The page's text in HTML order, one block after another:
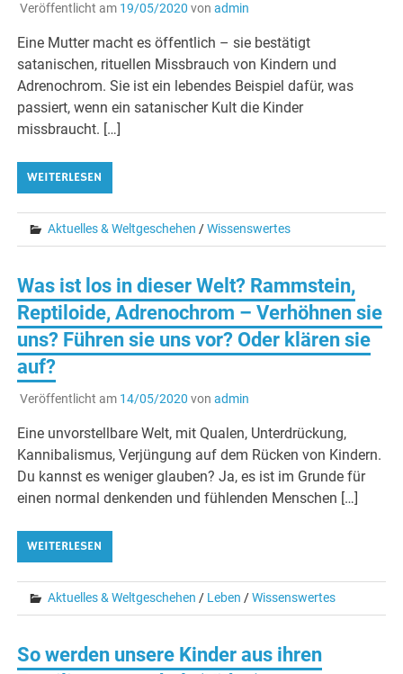
Veröffentlicht am 19/05/2020 von admin
Eine Mutter macht es öffentlich – sie bestätigt
satanischen, rituellen Missbrauch von Kindern und
Adrenochrom. Sie ist ein lebendes Beispiel dafür, was
passiert, wenn ein satanischer Kult die Kinder
missbraucht. […]
WEITERLESEN
Aktuelles & Weltgeschehen /Wissenswertes
Was ist los in dieser Welt? Rammstein,
Reptiloide, Adrenochrom – Verhöhnen sie
uns? Führen sie uns vor? Oder klären sie
auf?
Veröffentlicht am 14/05/2020 von admin
Eine unvorstellbare Welt, mit Qualen, Unterdrückung,
Kannibalismus, Verjüngung auf dem Rücken von Kindern.
Du kannst es weniger glauben? Ja, es ist im Grunde für
einen normal denkenden und fühlenden Menschen […]
WEITERLESEN
Aktuelles & Weltgeschehen / Leben /Wissenswertes
So werden unsere Kinder aus ihren